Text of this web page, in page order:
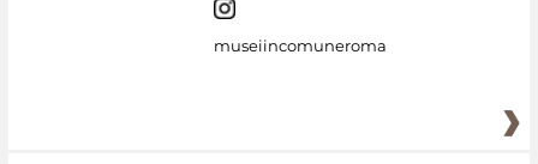
museiincomuneroma